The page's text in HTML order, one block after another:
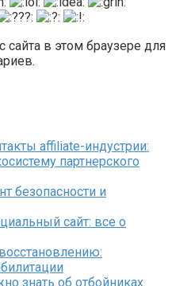
в этом браузере для
affiliate-индустрии:
партнерского
безопасности и
сайт: все о
знать об отбойниках